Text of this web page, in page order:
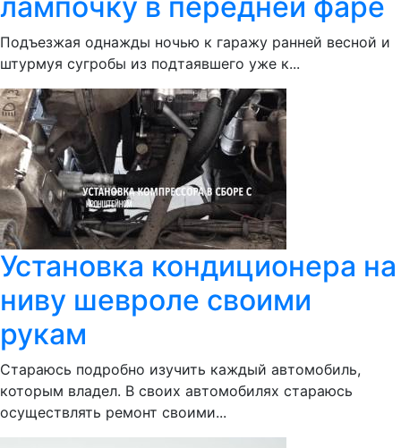
Подъезжая однажды ночью к гаражу ранней весной и
штурмуя сугробы из подтаявшего уже к...
Установка кондиционера на
ниву шевроле своими
рукам
Стараюсь подробно изучить каждый автомобиль,
которым владел. В своих автомобилях стараюсь
осуществлять ремонт своими...